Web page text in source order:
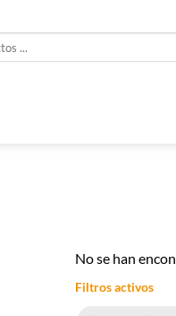
No se han
Filtros activos